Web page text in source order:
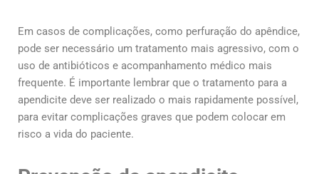
Em casos de complicações, como perfuração do apêndice,
pode ser necessário um tratamento mais agressivo, com o
uso de antibióticos e acompanhamento médico mais
frequente. É importante lembrar que o tratamento para a
apendicite deve ser realizado o mais rapidamente possível,
para evitar complicações graves que podem colocar em
risco a vida do paciente.